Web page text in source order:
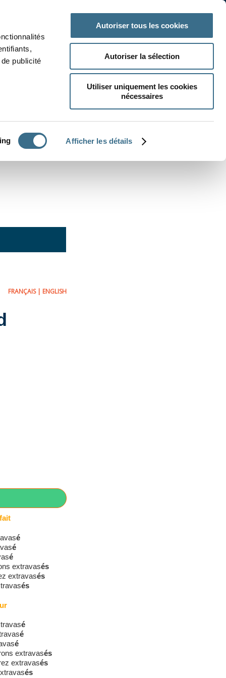
publicité
Afficher les détails
Autoriser tous les cookies
Autoriser la sélection
Utiliser uniquement les cookies
nécessaires
FRANÇAIS| ENGLISH
é
é
é
extravasés
extravasés
és
é
é
é
extravasés
extravasés
és